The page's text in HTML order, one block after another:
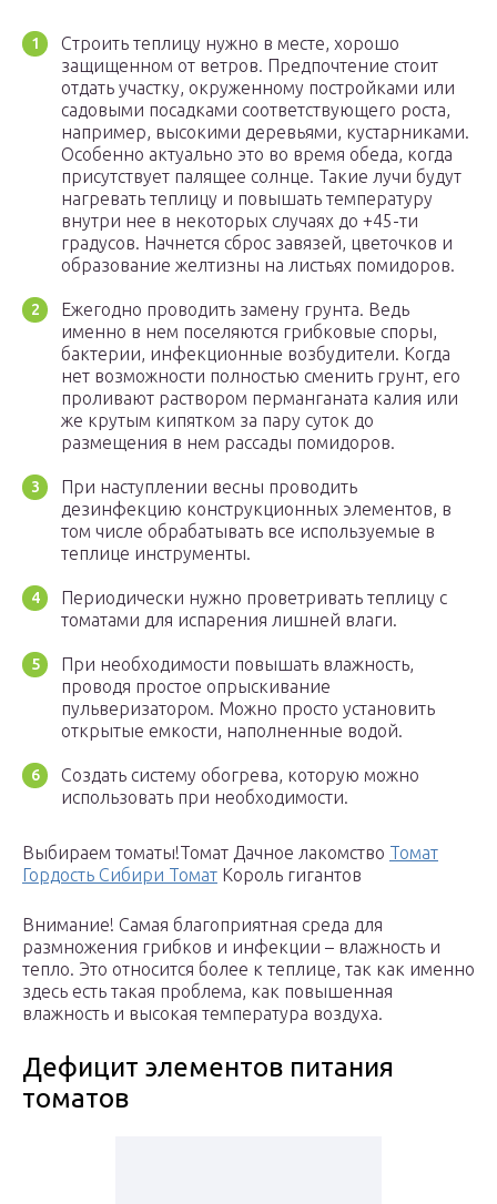
Строить теплицу нужно в месте, хорошо
защищенном от ветров. Предпочтение стоит
отдать участку, окруженному постройками или
садовыми посадками соответствующего роста,
например, высокими деревьями, кустарниками.
Особенно актуально это во время обеда, когда
присутствует палящее солнце. Такие лучи будут
нагревать теплицу и повышать температуру
внутри нее в некоторых случаях до +45-ти
градусов. Начнется сброс завязей, цветочков и
образование желтизны на листьях помидоров.
Ежегодно проводить замену грунта. Ведь
именно в нем поселяются грибковые споры,
бактерии, инфекционные возбудители. Когда
нет возможности полностью сменить грунт, его
проливают раствором перманганата калия или
же крутым кипятком за пару суток до
размещения в нем рассады помидоров.
При наступлении весны проводить
дезинфекцию конструкционных элементов, в
том числе обрабатывать все используемые в
теплице инструменты.
Периодически нужно проветривать теплицу с
томатами для испарения лишней влаги.
При необходимости повышать влажность,
проводя простое опрыскивание
пульверизатором. Можно просто установить
открытые емкости, наполненные водой.
Создать систему обогрева, которую можно
использовать при необходимости.
Выбираем томаты!Томат Дачное лакомство Томат
Гордость Сибири Томат Король гигантов
Внимание! Самая благоприятная среда для
размножения грибков и инфекции – влажность и
тепло. Это относится более к теплице, так как именно
здесь есть такая проблема, как повышенная
влажность и высокая температура воздуха.
Дефицит элементов питания
томатов